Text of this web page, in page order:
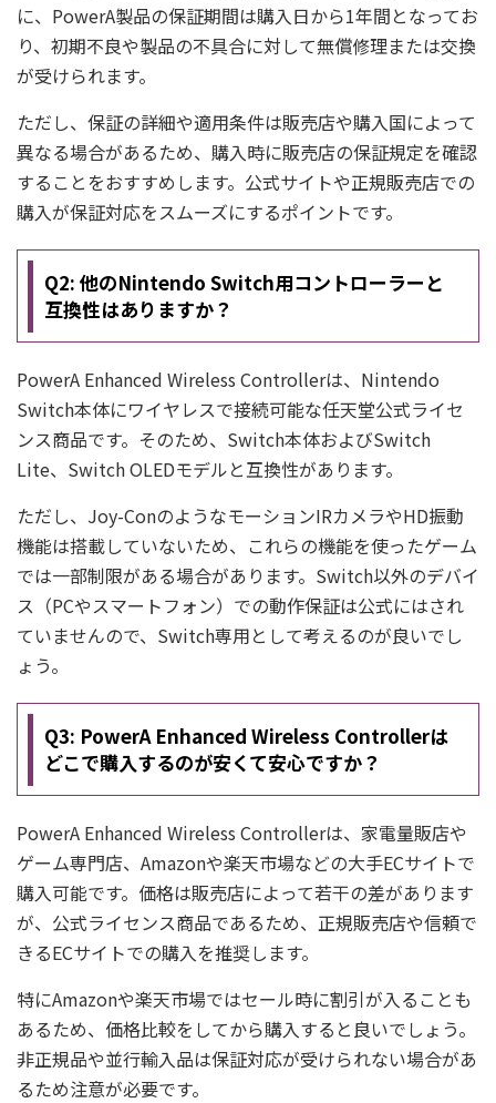
に、PowerA製品の保証期間は購入日から1年間となってお
り、初期不良や製品の不具合に対して無償修理または交換
が受けられます。
ただし、保証の詳細や適用条件は販売店や購入国によって
異なる場合があるため、購入時に販売店の保証規定を確認
することをおすすめします。公式サイトや正規販売店での
購入が保証対応をスムーズにするポイントです。
Q2: 他のNintendo Switch用コントローラーと
互換性はありますか？
PowerA Enhanced Wireless Controllerは、Nintendo
Switch本体にワイヤレスで接続可能な任天堂公式ライセ
ンス商品です。そのため、Switch本体およびSwitch
Lite、Switch OLEDモデルと互換性があります。
ただし、Joy-ConのようなモーションIRカメラやHD振動
機能は搭載していないため、これらの機能を使ったゲーム
では一部制限がある場合があります。Switch以外のデバイ
ス（PCやスマートフォン）での動作保証は公式にはされ
ていませんので、Switch専用として考えるのが良いでし
ょう。
Q3: PowerA Enhanced Wireless Controllerは
どこで購入するのが安くて安心ですか？
PowerA Enhanced Wireless Controllerは、家電量販店や
ゲーム専門店、Amazonや楽天市場などの大手ECサイトで
購入可能です。価格は販売店によって若干の差があります
が、公式ライセンス商品であるため、正規販売店や信頼で
きるECサイトでの購入を推奨します。
特にAmazonや楽天市場ではセール時に割引が入ることも
あるため、価格比較をしてから購入すると良いでしょう。
非正規品や並行輸入品は保証対応が受けられない場合があ
るため注意が必要です。